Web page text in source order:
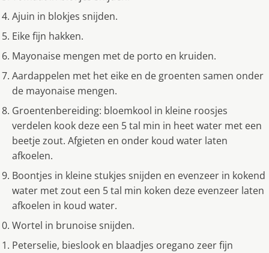
Ajuin in blokjes snijden.
Eike fijn hakken.
Mayonaise mengen met de porto en kruiden.
Aardappelen met het eike en de groenten samen onder
de mayonaise mengen.
Groentenbereiding: bloemkool in kleine roosjes
verdelen kook deze een 5 tal min in heet water met een
beetje zout. Afgieten en onder koud water laten
afkoelen.
Boontjes in kleine stukjes snijden en evenzeer in kokend
water met zout een 5 tal min koken deze evenzeer laten
afkoelen in koud water.
Wortel in brunoise snijden.
Peterselie, bieslook en blaadjes oregano zeer fijn